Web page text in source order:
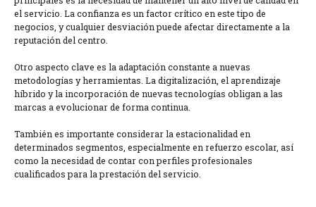
el servicio. La confianza es un factor crítico en este tipo de
negocios, y cualquier desviación puede afectar directamente a la
reputación del centro.
Otro aspecto clave es la adaptación constante a nuevas
metodologías y herramientas. La digitalización, el aprendizaje
híbrido y la incorporación de nuevas tecnologías obligan a las
marcas a evolucionar de forma continua.
También es importante considerar la estacionalidad en
determinados segmentos, especialmente en refuerzo escolar, así
como la necesidad de contar con perfiles profesionales
cualificados para la prestación del servicio.